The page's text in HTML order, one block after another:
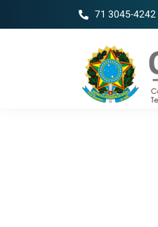
71 3045-4242